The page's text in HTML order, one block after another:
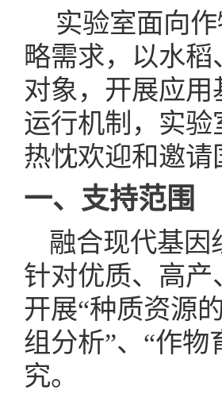
实验室面向
略需求，以水
对象，开展应用
运行机制，实验
热忱欢迎和邀
一、支持范围
融合现代基因
针对优质、高
开展“种质资源
组分析”、“作
究。